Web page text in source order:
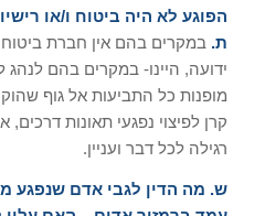
הפוגע לא היה ביטוח ו/או
ת. במקרים בהם אין חברת
ידועה, היינו- במקרים בהם לנהג
מופנות כל התביעות אל גוף
קרן לפיצוי נפגעי תאונות
רגילה לכל דבר ועניין.
ש. מה הדין לגבי אדם שנפגע